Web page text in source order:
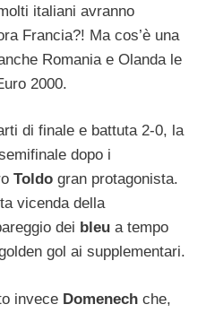
italiani avranno
Francia?! Ma cos’è una
Romania e Olanda le
2000.
di finale e battuta 2-0, la
dopo i
Toldo gran protagonista.
vicenda della
dei bleu a tempo
gol ai supplementari.
invece Domenech che,